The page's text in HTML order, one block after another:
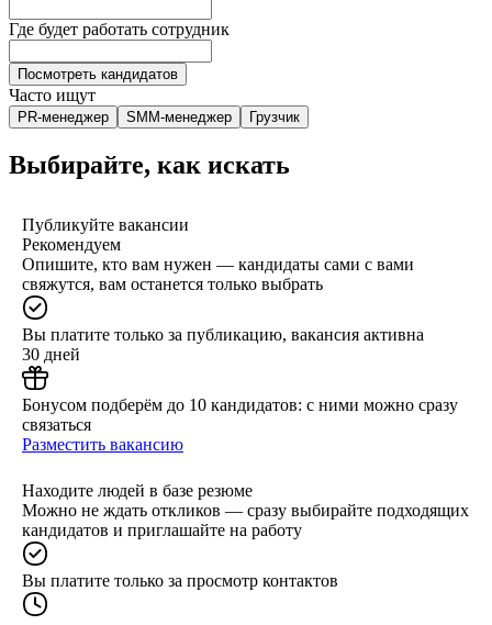
Где будет работать сотрудник
Посмотреть кандидатов
Часто ищут
PR-менеджер SMM-менеджер Грузчик
Выбирайте, как искать
Публикуйте вакансии
Рекомендуем
Опишите, кто вам нужен — кандидаты сами с вами
свяжутся, вам останется только выбрать
Вы платите только за публикацию, вакансия активна
30 дней
Бонусом подберём до 10 кандидатов: с ними можно сразу
связаться
Разместить вакансию
Находите людей в базе резюме
Можно не ждать откликов — сразу выбирайте подходящих
кандидатов и приглашайте на работу
Вы платите только за просмотр контактов